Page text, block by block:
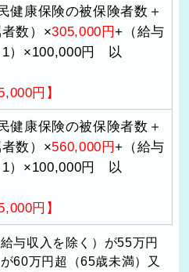
健康保険の被保険者数＋
数）×305,000円+ （給与
1）×100,000円 以
円】
健康保険の被保険者数＋
数）×560,000円+ （給与
1）×100,000円 以
円】
与収入を除く）が55万円
60万円超（65歳未満）又